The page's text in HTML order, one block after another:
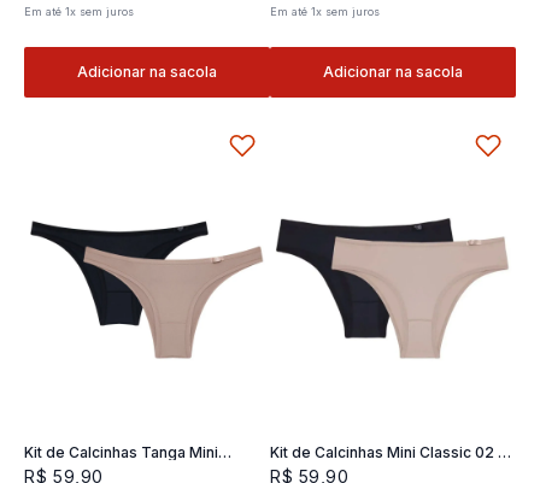
Em até1x sem juros
Adicionar na sacola
Em até 1x sem juros
Adicionar na sacola
Kit de Calcinhas Tanga Mini
Classic 02- 2 und
R$ 59 90
Kit de Calcinhas Mini Classic 02 -
2 und
R$ 59 ,90